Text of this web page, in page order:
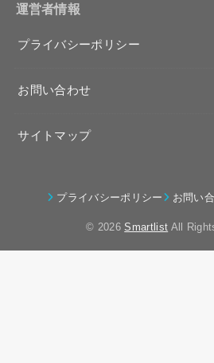
運営者情報
プライバシーポリシー
お問い合わせ
サイトマップ
プライバシーポリシー お問い
© 2026Smartlist All